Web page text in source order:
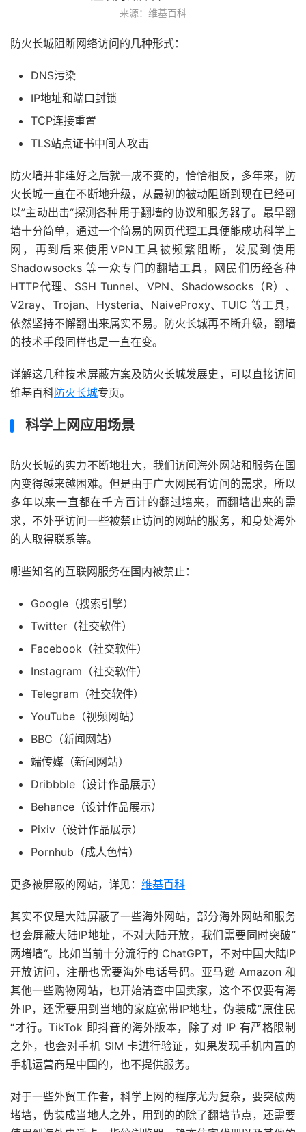
来源：维基百科
防火长城阻断网络访问的几种形式：
DNS污染
IP地址和端口封锁
TCP连接重置
TLS站点证书中间人攻击
防火墙并非建好之后就一成不变的，恰恰相反，多年来，防
火长城一直在不断地升级，从最初的被动阻断到现在已经可
以”主动出击“探测各种用于翻墙的协议和服务器了。最早翻
墙十分简单，通过一个简易的网页代理工具便能成功科学上
网，再到后来使用VPN工具被频繁阻断，发展到使用
Shadowsocks 等一众专门的翻墙工具，网民们历经各种
HTTP代理、SSH Tunnel、VPN、Shadowsocks（R）、
V2ray、Trojan、Hysteria、NaiveProxy、TUIC 等工具，
依然坚持不懈翻出来属实不易。防火长城再不断升级，翻墙
的技术手段同样也是一直在变。
详解这几种技术屏蔽方案及防火长城发展史，可以直接访问
维基百科防火长城专页。
科学上网应用场景
防火长城的实力不断地壮大，我们访问海外网站和服务在国
内变得越来越困难。但是由于广大网民有访问的需求，所以
多年以来一直都在千方百计的翻过墙来，而翻墙出来的需
求，不外乎访问一些被禁止访问的网站的服务，和身处海外
的人取得联系等。
哪些知名的互联网服务在国内被禁止：
Google（搜索引擎）
Twitter（社交软件）
Facebook（社交软件）
Instagram（社交软件）
Telegram（社交软件）
YouTube（视频网站）
BBC（新闻网站）
端传媒（新闻网站）
Dribbble（设计作品展示）
Behance（设计作品展示）
Pixiv（设计作品展示）
Pornhub（成人色情）
更多被屏蔽的网站，详见： 维基百科
其实不仅是大陆屏蔽了一些海外网站，部分海外网站和服务
也会屏蔽大陆IP地址，不对大陆开放，我们需要同时突破”
两堵墙“。比如当前十分流行的 ChatGPT，不对中国大陆IP
开放访问，注册也需要海外电话号码。亚马逊 Amazon 和
其他一些购物网站，也开始清查中国卖家，这个不仅要有海
外IP，还需要用到当地的家庭宽带IP地址，伪装成”原住民
“才行。TikTok 即抖音的海外版本，除了对 IP 有严格限制
之外，也会对手机 SIM 卡进行验证，如果发现手机内置的
手机运营商是中国的，也不提供服务。
对于一些外贸工作者，科学上网的程序尤为复杂，要突破两
堵墙，伪装成当地人之外，用到的的除了翻墙节点，还需要